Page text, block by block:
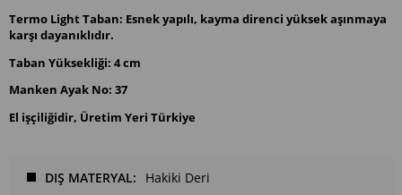
Termo Light Taban: Esnek yapılı, kayma direnci yüksek aşınmaya
karşı dayanıklıdır.
Taban Yüksekliği: 4 cm
Manken Ayak No: 37
El işçiliğidir, Üretim Yeri Türkiye
DIŞ MATERYAL
Hakiki Deri